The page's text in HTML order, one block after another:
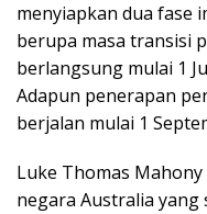
menyiapkan dua fase
berupa masa transisi
berlangsung mulai 1
Adapun penerapan
berjalan mulai 1
Luke Thomas
negara Australia yang